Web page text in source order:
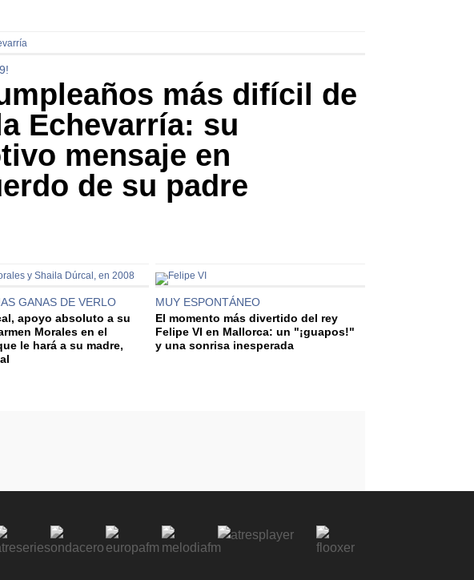
más difícil de
Echevarría: su
mensaje en
de su padre
GANAS DE VERLO
apoyo absoluto a su
Morales en el
le hará a su madre,
MUY ESPONTÁNEO
El momento más divertido del rey
Felipe VI en Mallorca: un "¡guapos!"
y una sonrisa inesperada